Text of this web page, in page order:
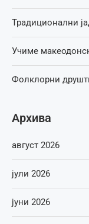
Традиционални
Учиме
Фолклорни
Архива
август 2026
јули 2026
јуни 2026